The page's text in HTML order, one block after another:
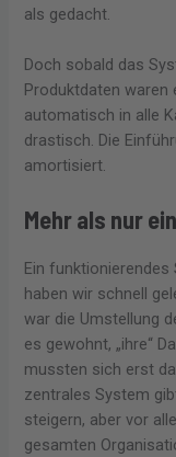
als gedacht.
Doch sobald das
Produktdaten waren
automatisch in alle
drastisch. Die
amortisiert.
Mehr als nur
Ein
haben wir schnell
war die Umstellung
es gewohnt, „ihre“
mussten sich erst
zentrales System
steigern, aber vor
gesamten